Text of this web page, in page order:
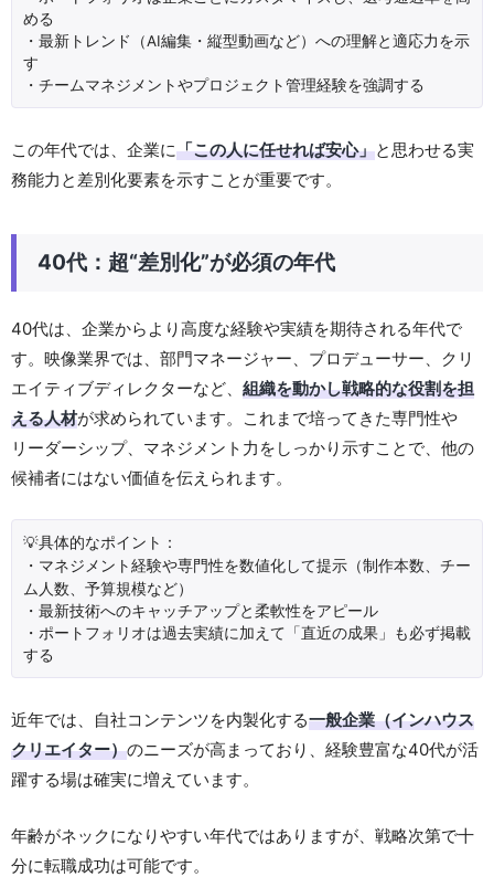
める
・最新トレンド（AI編集・縦型動画など）への理解と適応力を示
す
・チームマネジメントやプロジェクト管理経験を強調する
この年代では、企業に「この人に任せれば安心」と思わせる実
務能力と差別化要素を示すことが重要です。
40代：超“差別化”が必須の年代
40代は、企業からより高度な経験や実績を期待される年代で
す。映像業界では、部門マネージャー、プロデューサー、クリ
エイティブディレクターなど、 組織を動かし戦略的な役割を担
える人材が求められています。これまで培ってきた専門性や
リーダーシップ、マネジメント力をしっかり示すことで、他の
候補者にはない価値を伝えられます。
💡具体的なポイント：
・マネジメント経験や専門性を数値化して提示（制作本数、チー
ム人数、予算規模など）
・最新技術へのキャッチアップと柔軟性をアピール
・ポートフォリオは過去実績に加えて「直近の成果」も必ず掲載
する
近年では、自社コンテンツを内製化する一般企業（インハウス
クリエイター）のニーズが高まっており、経験豊富な40代が活
躍する場は確実に増えています。
年齢がネックになりやすい年代ではありますが、戦略次第で十
分に転職成功は可能です。